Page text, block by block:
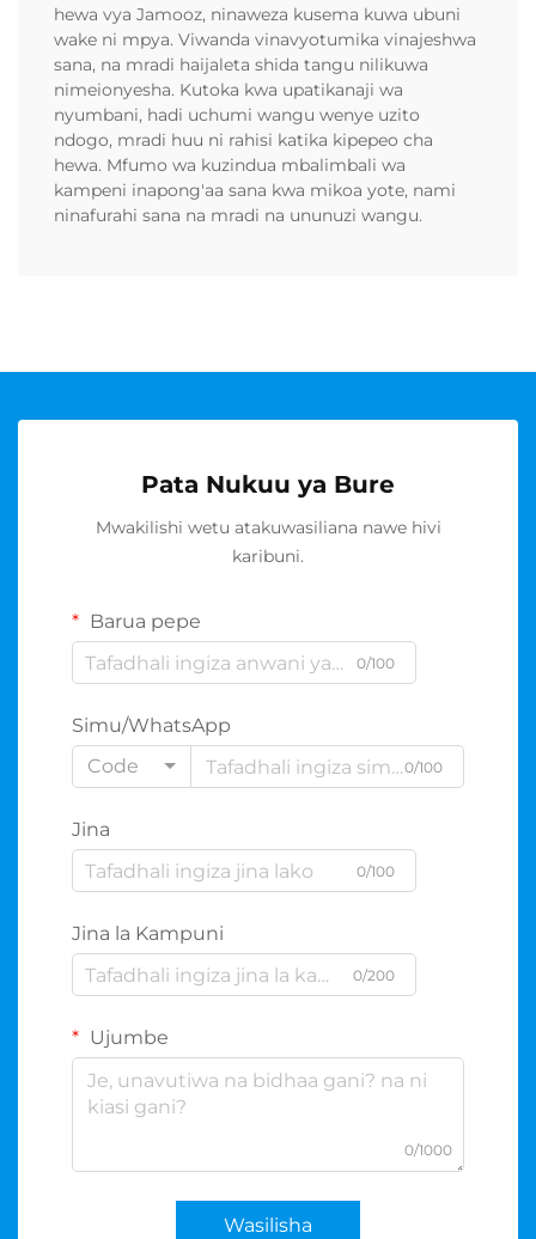
hewa vya Jamooz, ninaweza kusema kuwa ubuni
wake ni mpya. Viwanda vinavyotumika vinajeshwa
sana, na mradi haijaleta shida tangu nilikuwa
nimeionyesha. Kutoka kwa upatikanaji wa
nyumbani, hadi uchumi wangu wenye uzito
ndogo, mradi huu ni rahisi katika kipepeo cha
hewa. Mfumo wa kuzindua mbalimbali wa
kampeni inapong'aa sana kwa mikoa yote, nami
ninafurahi sana na mradi na ununuzi wangu.
Pata Nukuu ya Bure
Mwakilishi wetu atakuwasiliana nawe hivi
karibuni.
Barua pepe
0/100
Simu/WhatsApp
Code
0/100
Jina
0/100
Jina la Kampuni
0/200
Ujumbe
0/1000
Wasilisha